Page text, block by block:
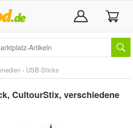
› USB-Sticks
CultourStix, verschiedene